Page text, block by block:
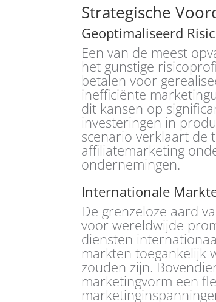
Strategische
Geoptimaliseerd
Een van de meest
het gunstige
betalen voor
inefficiënte
dit kansen op
investeringen in
scenario verklaart de
affiliatemarketing
ondernemingen.
Internationale
De grenzeloze aard
voor wereldwijde
diensten
markten toegankelijk
zouden zijn.
marketingvorm een